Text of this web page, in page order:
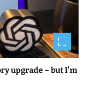
upgrade – but I’m